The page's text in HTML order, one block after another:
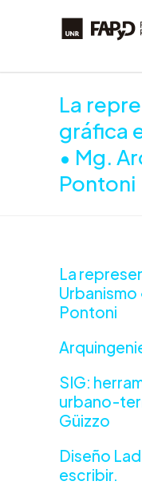
La
gráfica
• Mg.
Pontoni
La
Urbanismo
Pontoni
SIG:
urbano-
Güizzo
Diseño
escribir.